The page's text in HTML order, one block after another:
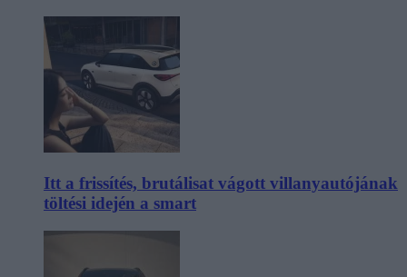
Itt a frissítés, brutálisat vágott villanyautójának
töltési idején a smart